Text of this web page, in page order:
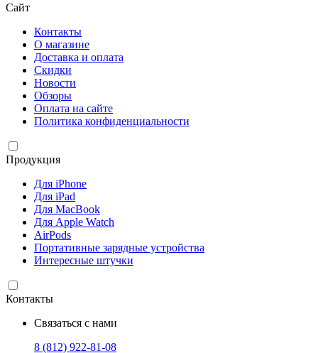
Сайт
Контакты
О магазине
Доставка и оплата
Скидки
Новости
Обзоры
Оплата на сайте
Политика конфиденциальности
Продукция
Для iPhone
Для iPad
Для MacBook
Для Apple Watch
AirPods
Портативные зарядные устройства
Интересные штучки
Контакты
Связаться с нами
8 (812) 922-81-08